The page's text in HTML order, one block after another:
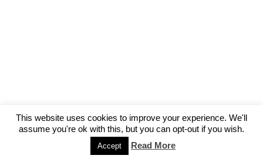
This website uses cookies to improve your experience. We'll
assume you're ok with this, but you can opt-out if you wish.
Accept Read More